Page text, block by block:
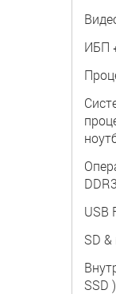
ИБП
USB
SD
SSD )